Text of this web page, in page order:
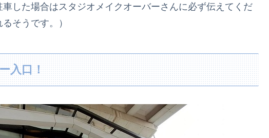
した場合はスタジオメイクオーバーさんに必ず伝えてくだ
そうです。）
入口！